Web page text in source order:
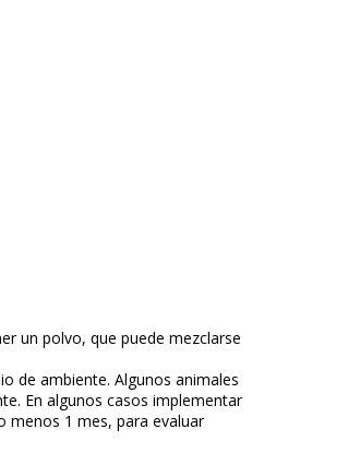
un polvo, que puede mezclarse
de ambiente. Algunos animales
En algunos casos implementar
menos 1 mes, para evaluar